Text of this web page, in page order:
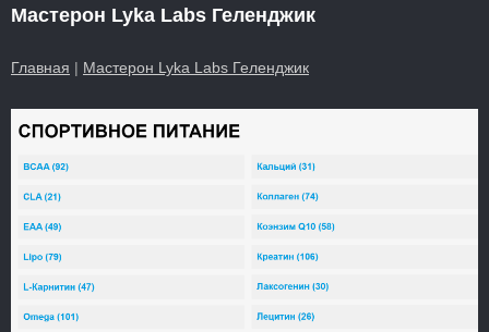
Мастерон Lyka Labs Геленджик
Главная | Мастерон Lyka Labs Геленджик